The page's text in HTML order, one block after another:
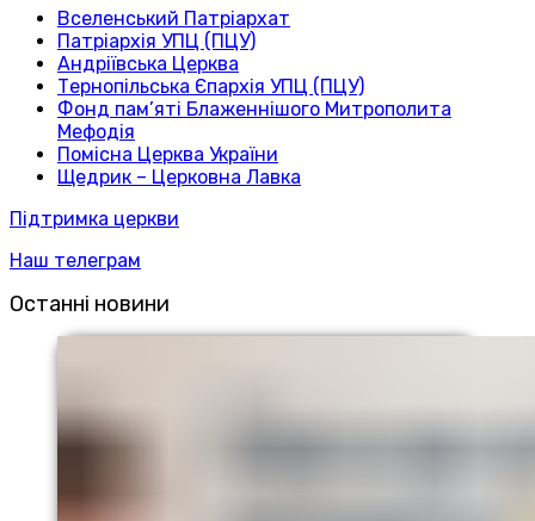
Вселенський Патріархат
Патріархія УПЦ (ПЦУ)
Андріївська Церква
Тернопільська Єпархія УПЦ (ПЦУ)
Фонд пам’яті Блаженнішого Митрополита
Мефодія
Помісна Церква України
Щедрик – Церковна Лавка
Підтримка церкви
Наш телеграм
Останні новини